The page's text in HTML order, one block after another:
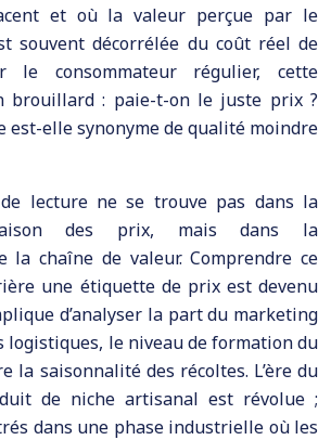
et où la valeur perçue par le
souvent décorrélée du coût réel de
le consommateur régulier, cette
brouillard : paie-t-on le juste prix ?
est-elle synonyme de qualité moindre
lecture ne se trouve pas dans la
des prix, mais dans la
la chaîne de valeur. Comprendre ce
une étiquette de prix est devenu
d’analyser la part du marketing
logistiques, le niveau de formation du
la saisonnalité des récoltes. L’ère du
de niche artisanal est révolue ;
dans une phase industrielle où les